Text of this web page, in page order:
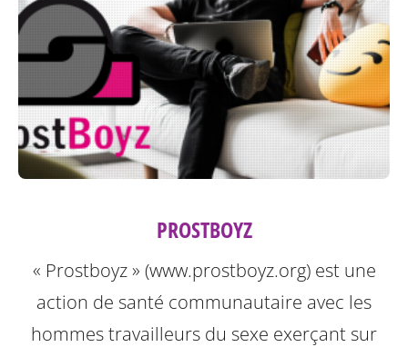
PROSTBOYZ
« Prostboyz » (www.prostboyz.org) est une
action de santé communautaire avec les
hommes travailleurs du sexe exerçant sur